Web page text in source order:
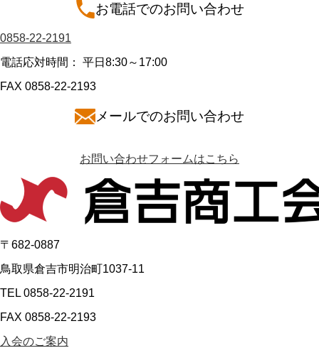
お電話でのお問い合わせ
0858-22-2191
電話応対時間： 平日8:30～17:00
FAX 0858-22-2193
メールでのお問い合わせ
お問い合わせフォームはこちら
〒682-0887
鳥取県倉吉市明治町1037-11
TEL 0858-22-2191
FAX 0858-22-2193
入会のご案内